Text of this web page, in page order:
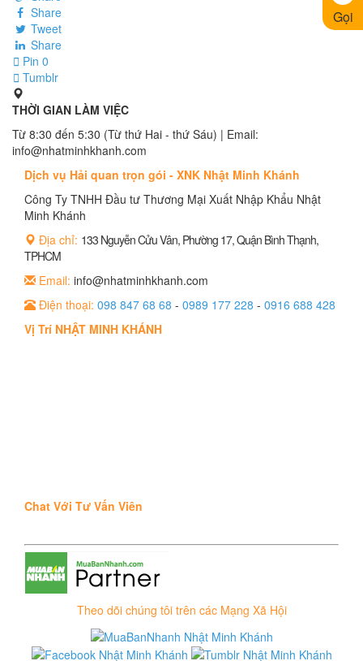
Share
Tweet
Share
Pin 0
Tumblr
THỜI GIAN LÀM VIỆC
Từ 8:30 đến 5:30 (Từ thứ Hai - thứ Sáu) | Email:
info@nhatminhkhanh.com
Dịch vụ Hải quan trọn gói - XNK Nhật Minh Khánh
Công Ty TNHH Đầu tư Thương Mại Xuất Nhập Khẩu Nhật
Minh Khánh
Địa chỉ: 133 Nguyễn Cửu Vân, Phường 17, Quận Bình Thạnh,
TPHCM
Email: info@nhatminhkhanh.com
Điện thoại: 098 847 68 68 - 0989 177 228 - 0916 688 428
Vị Trí NHẬT MINH KHÁNH
Chat Với Tư Vấn Viên
Theo dõi chúng tôi trên các Mạng Xã Hội
Gọi